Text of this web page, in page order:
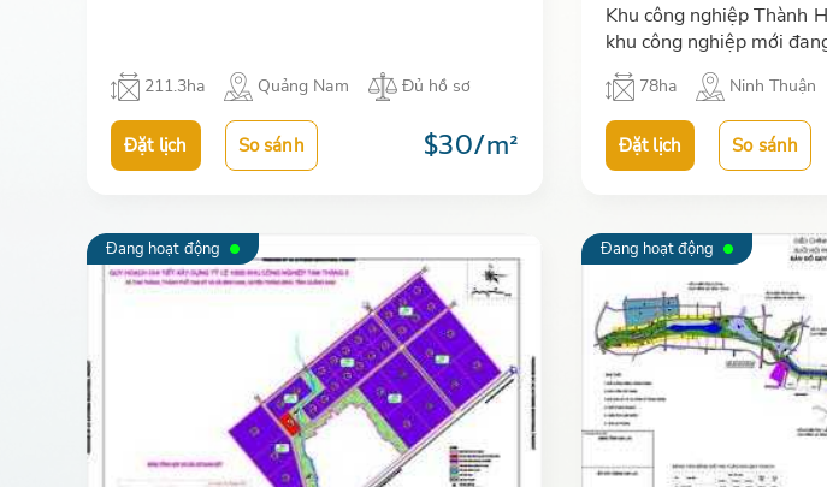
211.3ha Quảng Nam Đủ hồ sơ
Đặt lịch So sánh $30/m²
Khu công nghiệp Thành
khu công nghiệp mới
tư trong và ngoài nước
Bản, Hàn Quốc, Đài
78ha Ninh Thuận
Đặt lịch So sánh
Đang hoạt động Đang hoạt động